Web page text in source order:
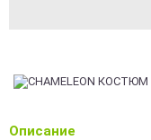
Описание